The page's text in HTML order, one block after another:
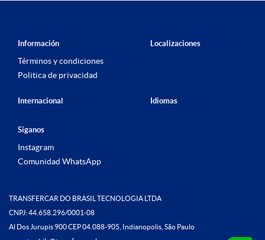
Información
Términos y condiciones
Politica de privacidad
Localizaciones
Internacional Idiomas
Síganos
Instagram
Comunidad WhatsApp
TRANSFERCAR DO BRASIL TECNOLOGIA LTDA
CNPJ: 44.658.296/0001-08
Al Dos Jurupis 900 CEP 04.088-905, Indianopolis, São Paulo